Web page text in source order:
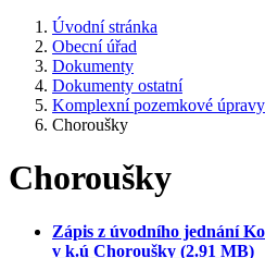
Úvodní stránka
Obecní úřad
Dokumenty
Dokumenty ostatní
Komplexní pozemkové
Choroušky
Choroušky
Zápis z úvodního jednání
v k.ú Choroušky (2.91 MB)